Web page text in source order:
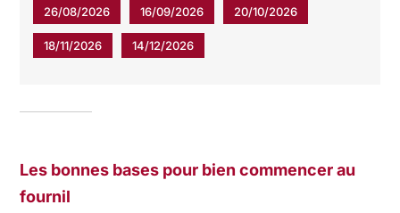
26/08/2026 16/09/2026 20/10/2026
18/11/2026 14/12/2026
Les bonnes bases pour bien commencer au
fournil